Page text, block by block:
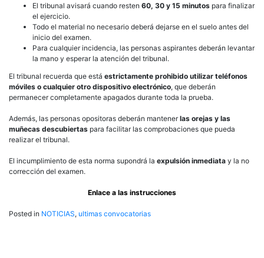
El tribunal avisará cuando resten 60, 30 y 15 minutos para finalizar
el ejercicio.
Todo el material no necesario deberá dejarse en el suelo antes del
inicio del examen.
Para cualquier incidencia, las personas aspirantes deberán levantar
la mano y esperar la atención del tribunal.
El tribunal recuerda que está estrictamente prohibido utilizar teléfonos
móviles o cualquier otro dispositivo electrónico, que deberán
permanecer completamente apagados durante toda la prueba.
Además, las personas opositoras deberán mantenerlas orejas y las
muñecas descubiertas para facilitar las comprobaciones que pueda
realizar el tribunal.
El incumplimiento de esta norma supondrá la expulsión inmediata y la no
corrección del examen.
Enlace a las instrucciones
Posted in NOTICIAS, ultimas convocatorias